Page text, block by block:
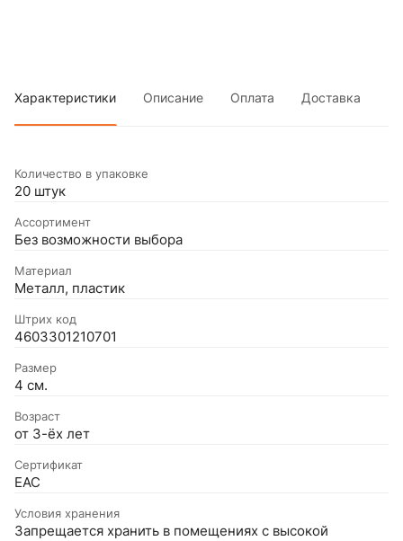
Характеристики Описание Оплата Доставка
Количество в упаковке
20 штук
Ассортимент
Без возможности выбора
Материал
Металл, пластик
Штрих код
4603301210701
Размер
4 см.
Возраст
от 3-ёх лет
Сертификат
EAC
Условия хранения
Запрещается хранить в помещениях с высокой